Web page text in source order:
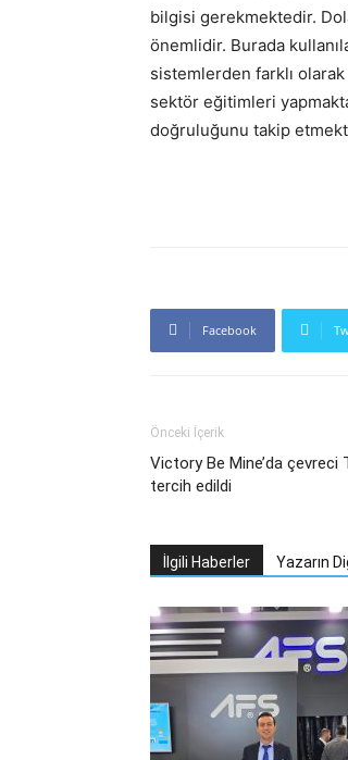
bilgisi gerekmektedir.
önemlidir. Burada
sistemlerden farklı
sektör eğitimleri
doğruluğunu takip
Facebook
Önceki İçerik
Victory Be Mine’da
tercih edildi
İlgili Haberler Yazarın